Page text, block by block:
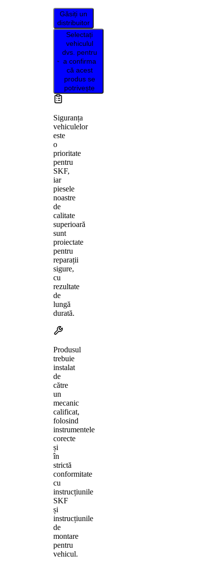
Găsiți un
distribuitor
Selectați
vehiculul
dvs. pentru
a confirma
că acest
produs se
potrivește
Siguranța
vehiculelor
este
o
prioritate
pentru
SKF,
iar
piesele
noastre
de
calitate
superioară
sunt
proiectate
pentru
reparații
sigure,
cu
rezultate
de
lungă
durată.
Produsul
trebuie
instalat
de
către
un
mecanic
calificat,
folosind
instrumentele
corecte
și
în
strictă
conformitate
cu
instrucțiunile
SKF
și
instrucțiunile
de
montare
pentru
vehicul.